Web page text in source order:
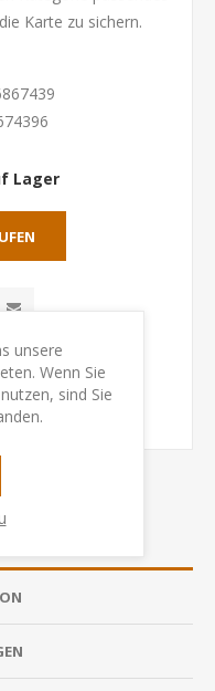
Karte zu sichern.
Lager
unsere
Wenn Sie
sind Sie